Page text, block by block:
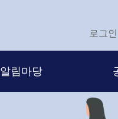
로그인
알림마당